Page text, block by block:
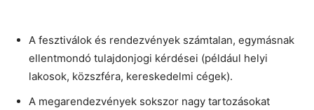
A fesztiválok és rendezvények számtalan, egymásnak
ellentmondó tulajdonjogi kérdései (például helyi
lakosok, közszféra, kereskedelmi cégek).
A megarendezvények sokszor nagy tartozásokat